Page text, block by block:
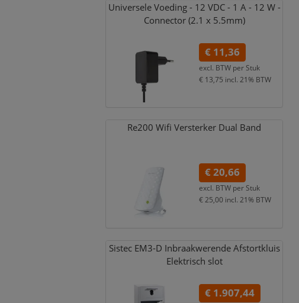
Universele Voeding - 12 VDC - 1 A - 12 W -
Connector (2.1 x 5.5mm)
€ 11,36
excl. BTW per Stuk
€ 13,75 incl. 21% BTW
Re200 Wifi Versterker Dual Band
€ 20,66
excl. BTW per Stuk
€ 25,00 incl. 21% BTW
Sistec EM3-D Inbraakwerende Afstortkluis
Elektrisch slot
€ 1.907,44